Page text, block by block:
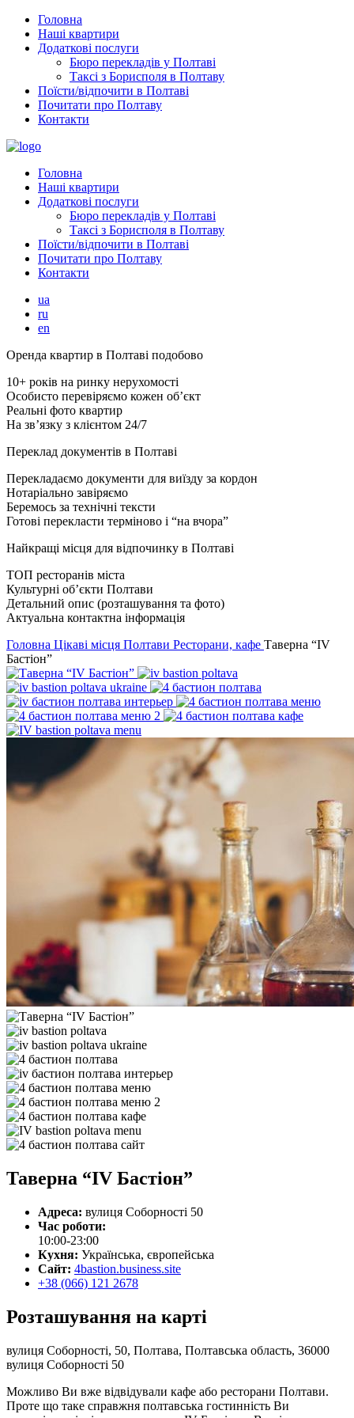
Головна
Наші квартири
Додаткові послуги
Бюро перекладів у Полтаві
Таксі з Борисполя в Полтаву
Поїсти/відпочити в Полтаві
Почитати про Полтаву
Контакти
Головна
Наші квартири
Додаткові послуги
Бюро перекладів у Полтаві
Таксі з Борисполя в Полтаву
Поїсти/відпочити в Полтаві
Почитати про Полтаву
Контакти
ua
ru
en
Оренда квартир в Полтаві подобово
10+ років на ринку нерухомості
Особисто перевіряємо кожен об’єкт
Реальні фото квартир
На зв’язку з клієнтом 24/7
Переклад документів в Полтаві
Перекладаємо документи для виїзду за кордон
Нотаріально завіряємо
Беремось за технічні тексти
Готові перекласти терміново і “на вчора”
Найкращі місця для відпочинку в Полтаві
ТОП ресторанів міста
Культурні об’єкти Полтави
Детальний опис (розташування та фото)
Актуальна контактна інформація
Головна Цікаві місця Полтави Ресторани, кафе Таверна “IV
Бастіон”
Таверна “IV Бастіон”
Адреса: вулиця Соборності 50
Час роботи:
10:00-23:00
Кухня: Українська, європейська
Сайт: 4bastion.business.site
+38 (066) 121 2678
Розташування на карті
вулиця Соборності, 50, Полтава, Полтавська область, 36000
вулиця Соборності 50
Можливо Ви вже відвідували кафе або ресторани Полтави.
Проте що таке справжня полтавська гостинність Ви